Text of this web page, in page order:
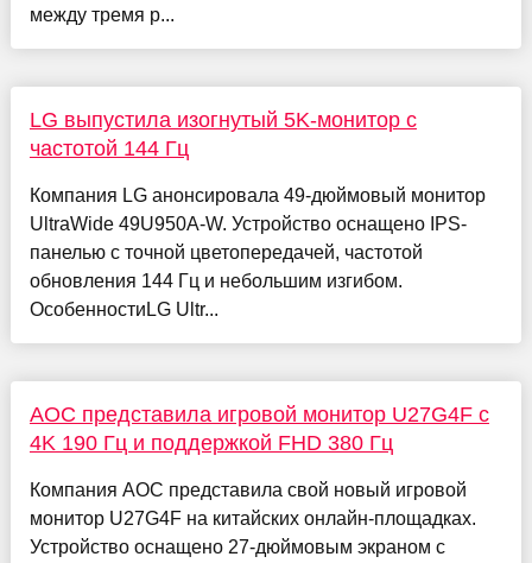
между тремя р...
LG выпустила изогнутый 5K-монитор с
частотой 144 Гц
Компания LG анонсировала 49-дюймовый монитор
UltraWide 49U950A-W. Устройство оснащено IPS-
панелью с точной цветопередачей, частотой
обновления 144 Гц и небольшим изгибом.
ОсобенностиLG Ultr...
AOC представила игровой монитор U27G4F с
4K 190 Гц и поддержкой FHD 380 Гц
Компания AOC представила свой новый игровой
монитор U27G4F на китайских онлайн-площадках.
Устройство оснащено 27-дюймовым экраном с